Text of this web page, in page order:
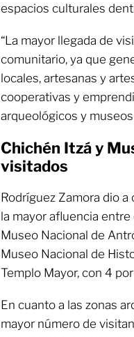
espacios culturales
“La mayor llegada de
comunitario, ya que
locales, artesanas y
cooperativas y
arqueológicos y
Chichén Itzá y
visitados
Rodríguez Zamora dio a
la mayor afluencia
Museo Nacional de
Museo Nacional de
Templo Mayor, con 4
En cuanto a las zonas
mayor número de